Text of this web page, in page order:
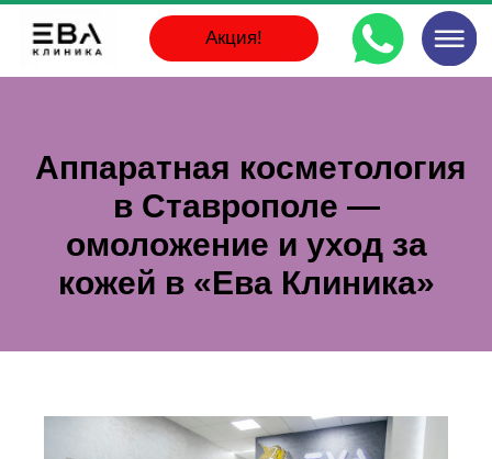
Акция!
Аппаратная косметология
в Ставрополе —
омоложение и уход за
кожей в «Ева Клиника»